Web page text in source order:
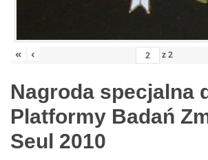
« ‹ z2
Nagroda specjalna
Platformy Badań
Seul 2010